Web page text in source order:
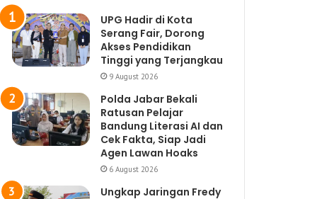
UPG Hadir di Kota
Serang Fair, Dorong
Akses Pendidikan
Tinggi yang Terjangkau
9 August 2026
Polda Jabar Bekali
Ratusan Pelajar
Bandung Literasi AI dan
Cek Fakta, Siap Jadi
Agen Lawan Hoaks
6 August 2026
Ungkap Jaringan Fredy